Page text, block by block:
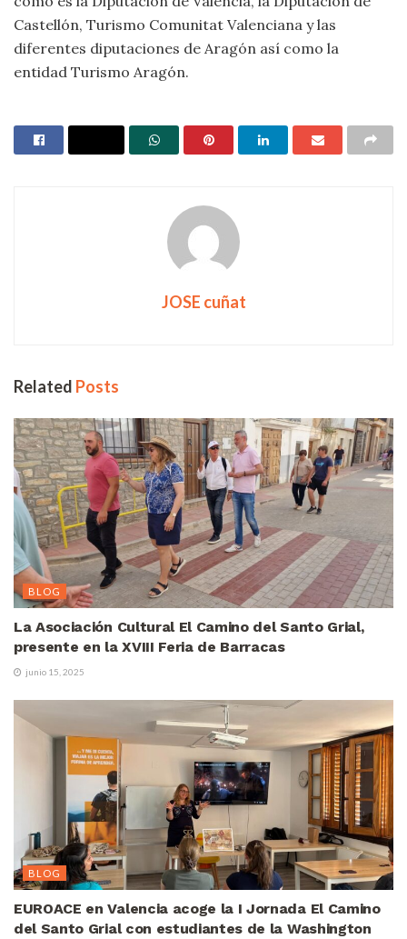
Castellón, Turismo Comunitat Valenciana y las
diferentes diputaciones de Aragón así como la
entidad Turismo Aragón.
JOSE cuñat
Related Posts
BLOG
La Asociación Cultural El Camino del Santo Grial,
presente en la XVIII Feria de Barracas
junio 15, 2025
BLOG
EUROACE en Valencia acoge la I Jornada El Camino
del Santo Grial con estudiantes de la Washington